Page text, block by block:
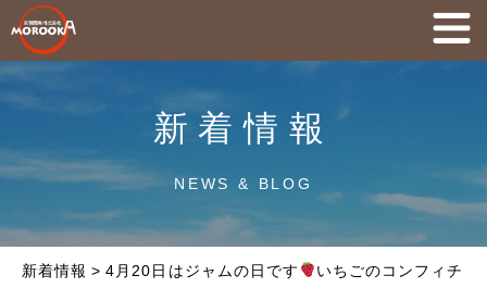
新着情報
NEWS & BLOG
新着情報 > 4月20日はジャムの日です
いちごのコンフィチ